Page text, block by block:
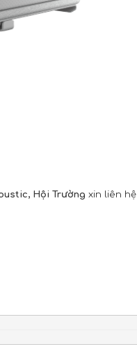
Hội Trường xin liên hệ